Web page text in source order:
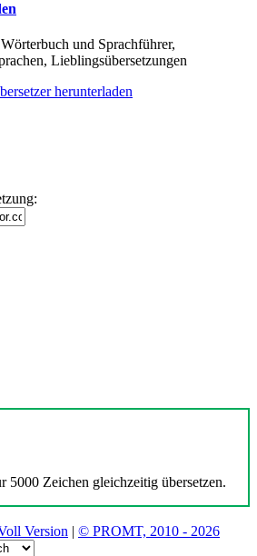
und Sprachführer,
Lieblingsübersetzungen
5000 Zeichen gleichzeitig übersetzen.
Version | © PROMT, 2010 - 2026